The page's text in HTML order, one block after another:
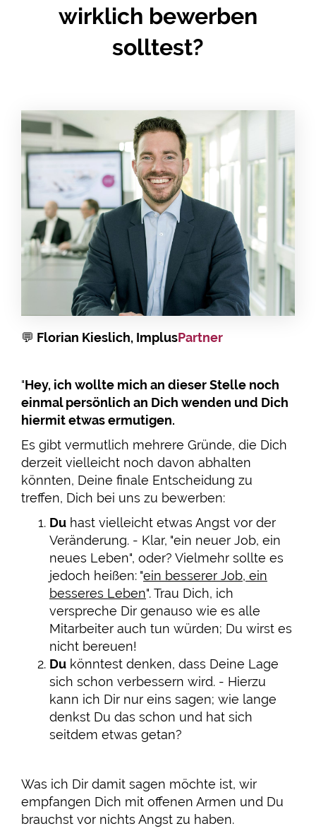
wirklich bewerben
solltest?
💬 Florian Kieslich, ImplusPartner
"Hey, ich wollte mich an dieser Stelle noch
einmal persönlich an Dich wenden und Dich
hiermit etwas ermutigen.
Es gibt vermutlich mehrere Gründe, die Dich
derzeit vielleicht noch davon abhalten
könnten, Deine finale Entscheidung zu
treffen, Dich bei uns zu bewerben:
Du hast vielleicht etwas Angst vor der
Veränderung. - Klar, "ein neuer Job, ein
neues Leben", oder? Vielmehr sollte es
jedoch heißen: "ein besserer Job, ein
besseres Leben". Trau Dich, ich
verspreche Dir genauso wie es alle
Mitarbeiter auch tun würden; Du wirst es
nicht bereuen!
Du könntest denken, dass Deine Lage
sich schon verbessern wird. - Hierzu
kann ich Dir nur eins sagen; wie lange
denkst Du das schon und hat sich
seitdem etwas getan?
Was ich Dir damit sagen möchte ist, wir
empfangen Dich mit offenen Armen und Du
brauchst vor nichts Angst zu haben.